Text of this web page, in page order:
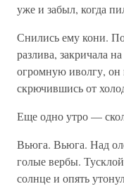
уже и забыл, когда
Снились ему кони.
разлива, закричала
огромную иволгу, он
скрючившись от
Еще одно утро —
Вьюга. Вьюга. Над
голые вербы.
солнце и опять